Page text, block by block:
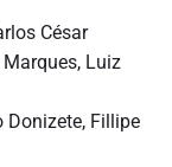
César
Marques, Luiz
Donizete, Fillipe